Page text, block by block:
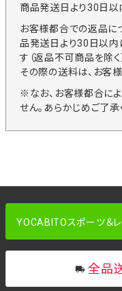
商品発送日より30日以
お客様都合での返品に
品発送日より30日以
す（返品不可商品を除く
その際の送料は、お客
※なお、お客様都合によ
せん。あらかじめご了承
YOCABITOスポーツ＆
全品